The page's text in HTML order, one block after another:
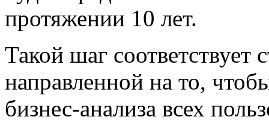
протяжении 10 лет.
Такой шаг
направленной на то,
бизнес-анализа всех